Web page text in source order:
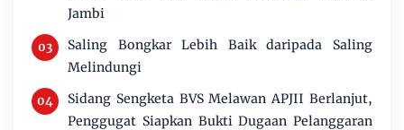
Jambi
Saling Bongkar Lebih Baik daripada Saling
Melindungi
Sidang Sengketa BVS Melawan APJII Berlanjut,
Penggugat Siapkan Bukti Dugaan Pelanggaran